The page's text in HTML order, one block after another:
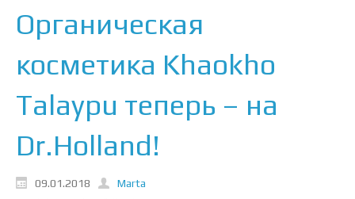
Органическая
косметика Khaokho
Talaypu теперь – на
Dr.Holland!
09.01.2018
Marta